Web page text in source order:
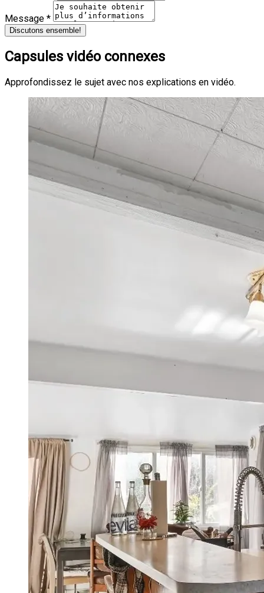
Message *
Discutons ensemble!
Capsules vidéo connexes
Approfondissez le sujet avec nos explications en vidéo.